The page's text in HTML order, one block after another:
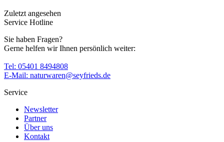
Zuletzt angesehen
Service Hotline
Sie haben Fragen?
Gerne helfen wir Ihnen persönlich weiter:
Tel: 05401 8494808
E-Mail: naturwaren@seyfrieds.de
Service
Newsletter
Partner
Über uns
Kontakt